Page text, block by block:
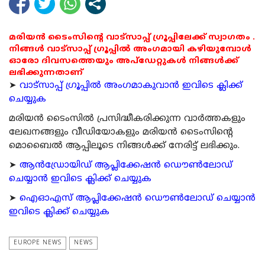
മരിയൻ ടൈംസിന്റെ വാട്സാപ്പ് ഗ്രൂപ്പിലേക്ക് സ്വാഗതം .
നിങ്ങൾ വാട്സാപ്പ് ഗ്രൂപ്പിൽ അംഗമായി കഴിയുമ്പോൾ
ഓരോ ദിവസത്തെയും അപ്ഡേറ്റുകൾ നിങ്ങൾക്ക്
ലഭിക്കുന്നതാണ്
➤ വാട്സാപ്പ് ഗ്രൂപ്പിൽ അംഗമാകുവാൻ ഇവിടെ ക്ലിക്ക്
ചെയ്യുക
മരിയന്‍ ടൈംസില്‍ പ്രസിദ്ധീകരിക്കുന്ന വാര്‍ത്തകളും
ലേഖനങ്ങളും വീഡിയോകളും മരിയന്‍ ടൈംസിന്റെ
മൊബൈല്‍ ആപ്പിലൂടെ നിങ്ങള്‍ക്ക് നേരിട്ട് ലഭിക്കും.
➤ ആന്‍ഡ്രോയിഡ് ആപ്ലിക്കേഷന്‍ ഡൌണ്‍ലോഡ്
ചെയ്യാന്‍ ഇവിടെ ക്ലിക്ക് ചെയ്യുക
➤ ഐഓഎസ് ആപ്ലിക്കേഷന്‍ ഡൌണ്‍ലോഡ് ചെയ്യാന്‍
ഇവിടെ ക്ലിക്ക് ചെയ്യുക
EUROPE NEWS NEWS